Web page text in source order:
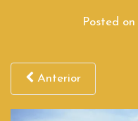
Posted on
Anterior